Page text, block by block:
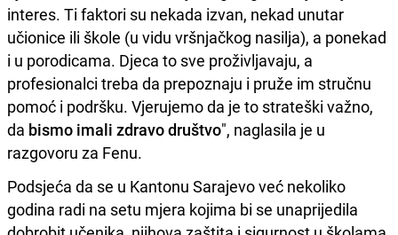
interes. Ti faktori su nekada izvan, nekad unutar
učionice ili škole (u vidu vršnjačkog nasilja), a ponekad
i u porodicama. Djeca to sve proživljavaju, a
profesionalci treba da prepoznaju i pruže im stručnu
pomoć i podršku. Vjerujemo da je to strateški važno,
da bismo imali zdravo društvo", naglasila je u
razgovoru za Fenu.
Podsjeća da se u Kantonu Sarajevo već nekoliko
godina radi na setu mjera kojima bi se unaprijedila